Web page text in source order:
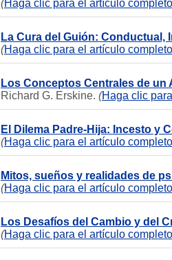
(Haga clic para el artículo completo
La Cura del Guión:
(Haga clic para el artículo completo
Los Conceptos Centrales de
Richard G. Erskine. (Haga clic
El Dilema Padre-Hija: Incesto y
(Haga clic para el artículo completo
Mitos, sueños y realidades de
(Haga clic para el artículo completo
Los Desafíos del Cambio y del
(Haga clic para el artículo completo